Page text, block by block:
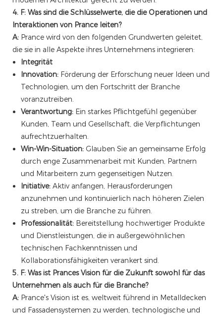
4. F: Was sind die Schlüsselwerte, die die Operationen und
Interaktionen von Prance leiten?
A: Prance wird von den folgenden Grundwerten geleitet,
die sie in alle Aspekte ihres Unternehmens integrieren:
Integrität
Innovation: Förderung der Erforschung neuer Ideen und
Technologien, um den Fortschritt der Branche
voranzutreiben.
Verantwortung: Ein starkes Pflichtgefühl gegenüber
Kunden, Team und Gesellschaft, die Verpflichtungen
aufrechtzuerhalten.
Win-Win-Situation: Glauben Sie an gemeinsame Erfolg
durch enge Zusammenarbeit mit Kunden, Partnern
und Mitarbeitern zum gegenseitigen Nutzen.
Initiative: Aktiv anfangen, Herausforderungen
anzunehmen und kontinuierlich nach höheren Zielen
zu streben, um die Branche zu führen.
Professionalität: Bereitstellung hochwertiger Produkte
und Dienstleistungen, die in außergewöhnlichen
technischen Fachkenntnissen und
Kollaborationsfähigkeiten verankert sind.
5. F: Was ist Prances Vision für die Zukunft sowohl für das
Unternehmen als auch für die Branche?
A: Prance's Vision ist es, weltweit führend in Metalldecken
und Fassadensystemen zu werden, technologische und